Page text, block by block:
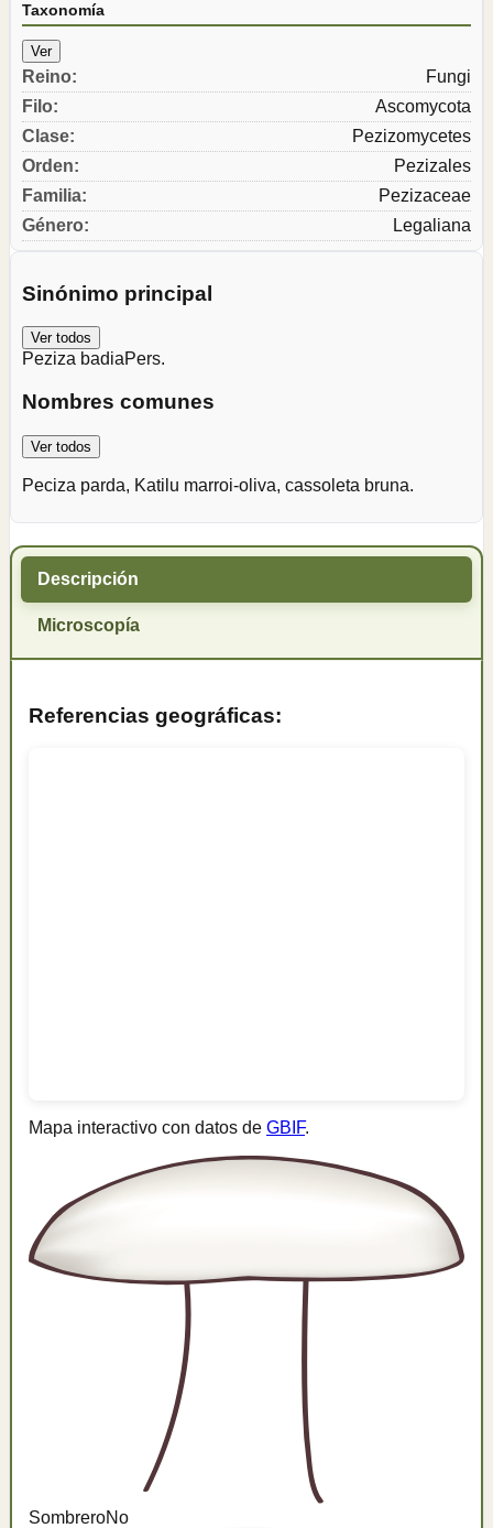
Taxonomía
Ver
Reino:
Fungi
Filo:
Ascomycota
Clase:
Pezizomycetes
Orden:
Pezizales
Familia:
Pezizaceae
Género: Legaliana
Sinónimo principal
Ver todos
Peziza badiaPers.
Nombres comunes
Ver todos
Peciza parda, Katilu marroi-oliva, cassoleta bruna.
Descripción
Microscopía
Referencias geográficas:
Mapa interactivo con datos de GBIF.
SombreroNo